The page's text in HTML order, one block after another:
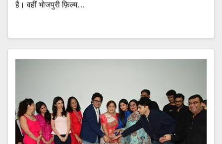
है। वहीं भोजपुरी फ़िल्म…